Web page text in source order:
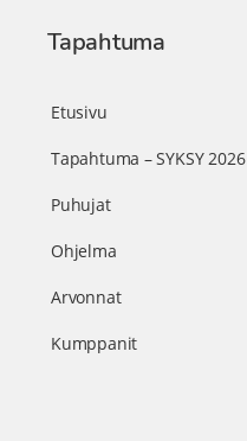
Tapahtuma
Etusivu
Tapahtuma – SYKSY 2026
Puhujat
Ohjelma
Arvonnat
Kumppanit